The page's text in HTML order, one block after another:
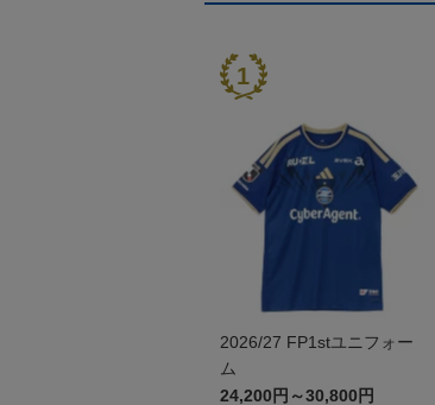
2026/27 FP1stユニフォー
ム
24,200円～30,800円